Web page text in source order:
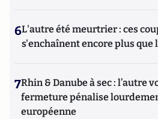
6L'autre été meurtrier : ces
s'enchaînent encore plus que
7Rhin & Danube à sec : l’autre
fermeture pénalise
européenne